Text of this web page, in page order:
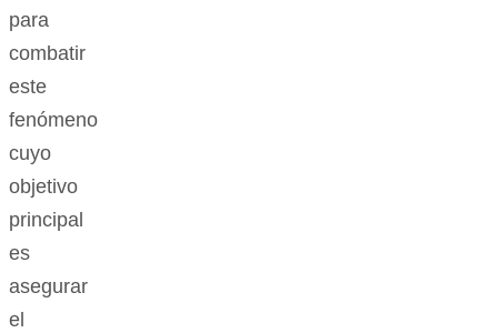
para
combatir
este
fenómeno
cuyo
objetivo
principal
es
asegurar
el